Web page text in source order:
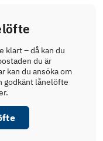
klart – då kan du
du är
kan du ansöka om
godkänt lånelöfte